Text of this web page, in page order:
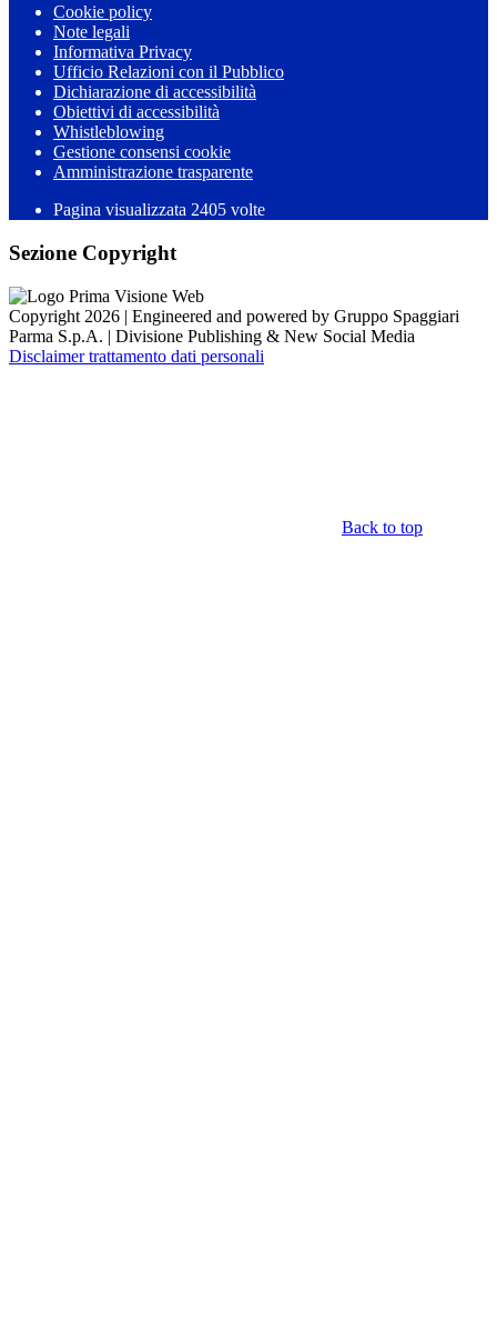
Cookie policy
Note legali
Informativa Privacy
Ufficio Relazioni con il Pubblico
Dichiarazione di accessibilità
Obiettivi di accessibilità
Whistleblowing
Gestione consensi cookie
Amministrazione trasparente
Pagina visualizzata 2405 volte
Sezione Copyright
Copyright 2026 | Engineered and powered by Gruppo Spaggiari
Parma S.p.A. | Divisione Publishing & New Social Media
Disclaimer trattamento dati personali
Back to top